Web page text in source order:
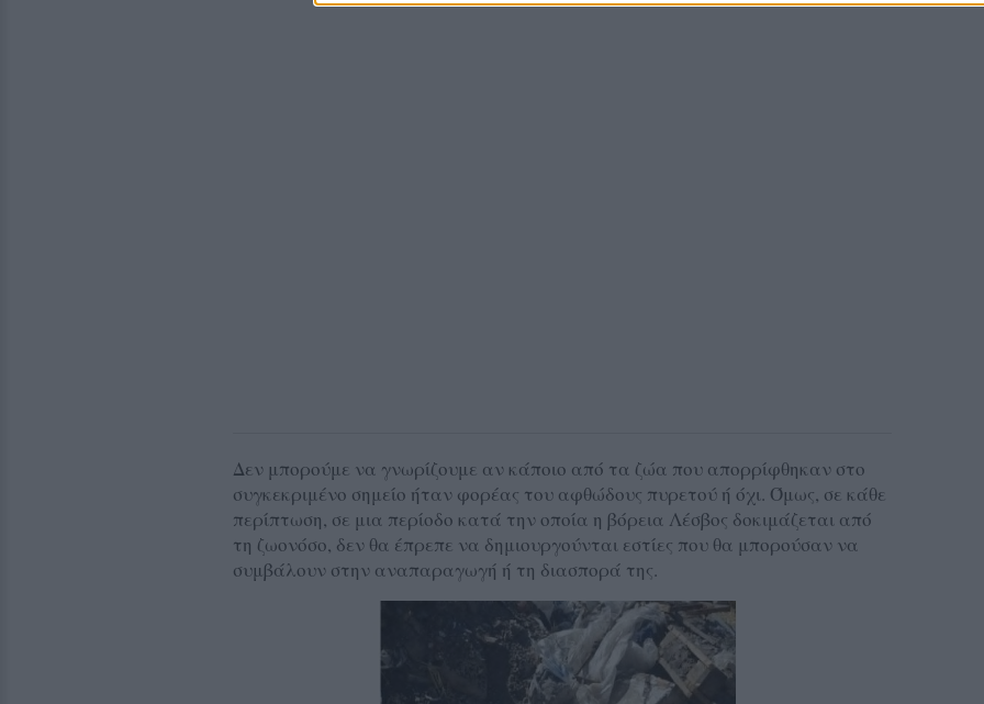
Δεν μπορούμε να γνωρίζουμε αν κάποιο από τα ζώα που απορρίφθηκαν στο
συγκεκριμένο σημείο ήταν φορέας του αφθώδους πυρετού ή όχι. Όμως, σε κάθε
περίπτωση, σε μια περίοδο κατά την οποία η βόρεια Λέσβος δοκιμάζεται από
τη ζωονόσο, δεν θα έπρεπε να δημιουργούνται εστίες που θα μπορούσαν να
συμβάλουν στην αναπαραγωγή ή τη διασπορά της.